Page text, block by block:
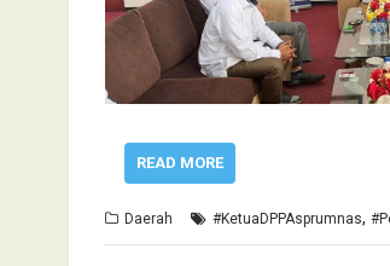
READ MORE
Daerah #KetuaDPPAsprumnas,